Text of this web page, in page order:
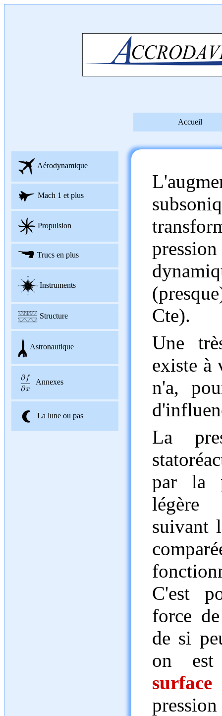
Accueil
Aérodynamique
Mach 1 et plus
Propulsion
Trucs en plus
Instruments
Structure
Astronautique
Annexes
La lune ou pas
Cte).
Une
existe à
n'a,
La
par la
légère
suivant
C'est
force
de si
on